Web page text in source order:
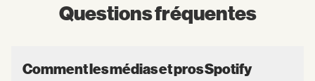
Questions fréquentes
Comment les médias et pros Spotify